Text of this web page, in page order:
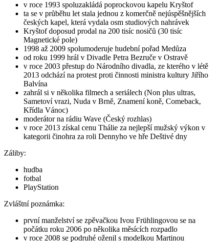
v roce 1993 spoluzakládá poprockovou kapelu Kryštof
ta se v průběhu let stala jednou z komerčně nejúspěšnějších
českých kapel, která vydala osm studiových nahrávek
Kryštof doposud prodal na 200 tisíc nosičů (30 tisíc
Magnetické pole)
1998 až 2009 spolumoderuje hudební pořad Medůza
od roku 1999 hrál v Divadle Petra Bezruče v Ostravě
v roce 2003 přestup do Národního divadla, ze kterého v létě
2013 odchází na protest proti činnosti ministra kultury Jiřího
Balvína
zahrál si v několika filmech a seriálech (Non plus ultras,
Sametoví vrazi, Nuda v Brně, Znamení koně, Comeback,
Křídla Vánoc)
moderátor na rádiu Wave (Český rozhlas)
v roce 2013 získal cenu Thálie za nejlepší mužský výkon v
kategorii činohra za roli Dennyho ve hře Deštivé dny
Záliby:
hudba
fotbal
PlayStation
Zvláštní poznámka:
první manželství se zpěvačkou Ivou Frühlingovou se na
počátku roku 2006 po několika měsících rozpadlo
v roce 2008 se podruhé oženil s modelkou Martinou